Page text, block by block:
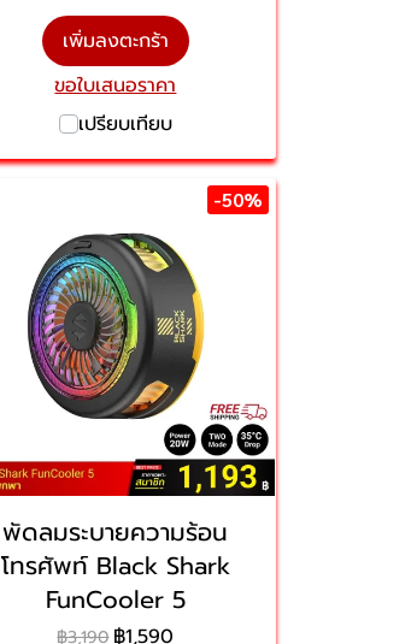
เพิ่มลงตะกร้า
ขอใบเสนอราคา
เปรียบเทียบ
-50%
พัดลมระบายความร้อน
โทรศัพท์ Black Shark
FunCooler 5
฿3,190 ฿1,590